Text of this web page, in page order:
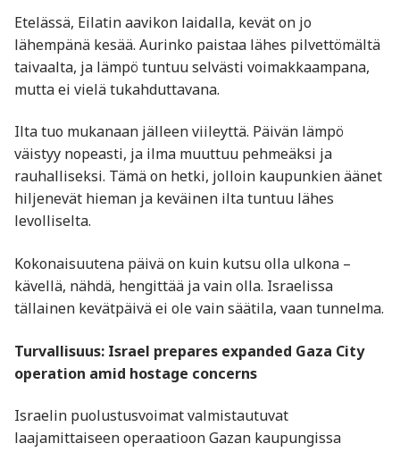
Etelässä, Eilatin aavikon laidalla, kevät on jo
lähempänä kesää. Aurinko paistaa lähes pilvettömältä
taivaalta, ja lämpö tuntuu selvästi voimakkaampana,
mutta ei vielä tukahduttavana.
Ilta tuo mukanaan jälleen viileyttä. Päivän lämpö
väistyy nopeasti, ja ilma muuttuu pehmeäksi ja
rauhalliseksi. Tämä on hetki, jolloin kaupunkien äänet
hiljenevät hieman ja keväinen ilta tuntuu lähes
levolliselta.
Kokonaisuutena päivä on kuin kutsu olla ulkona –
kävellä, nähdä, hengittää ja vain olla. Israelissa
tällainen kevätpäivä ei ole vain säätila, vaan tunnelma.
Turvallisuus: Israel prepares expanded Gaza City
operation amid hostage concerns
Israelin puolustusvoimat valmistautuvat
laajamittaiseen operaatioon Gazan kaupungissa